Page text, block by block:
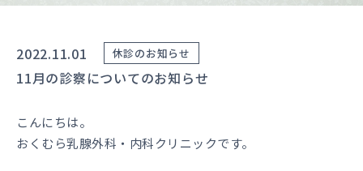
2022.11.01 休診のお知らせ
11月の診察についてのお知らせ
こんにちは。
おくむら乳腺外科・内科クリニックです。